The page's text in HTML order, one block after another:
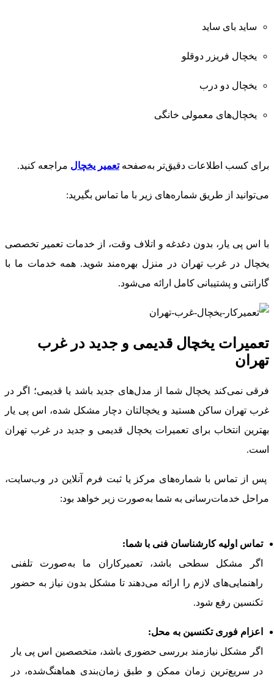
ساید بای ساید
یخچال‌ فریزر دوقلو
یخچال دو درب
یخچال‌های معمولی خانگی
برای کسب اطلاعات دقیق‌تر به‌صفحهتعمیر یخچال مراجعه کنید.
می‌توانید از طریق شماره‌های زیر با ما تماس بگیرید:
با اس پی یار، بدون دغدغه و اتلاف وقت، از خدمات تعمیر تخصصی
یخچال در غرب تهران در منزل بهره‌مند شوید. همه خدمات ما با
گارانتی و پشتیبانی کامل ارائه می‌شود.
تعمیرات یخچال قدیمی و جدید در غرب
تهران
فرقی نمی‌کند یخچال شما از مدل‌های جدید باشد یا قدیمی؛ اگر در
غرب تهران ساکن هستید و یخچالتان دچار مشکل شده، اس پی یار
بهترین انتخاب برای تعمیرات یخچال قدیمی و جدید در غرب تهران
است.
پس از تماس با شماره‌های مرکز یا ثبت فرم آنلاین در وب‌سایت،
مراحل خدمات‌رسانی به شما به‌صورت زیر خواهد بود:
تماس اولیه کارشناسان فنی با شما:
اگر مشکل سطحی باشد، تعمیرکاران ما به‌صورت تلفنی
راهنمایی‌های لازم را ارائه می‌دهند تا مشکل بدون نیاز به حضور
تکنسین رفع شود.
اعزام فوری تکنسین به محل:
اگر مشکل نیازمند بررسی حضوری باشد، متخصصین اس پی یار
در سریع‌ترین زمان ممکن و طبق زمان‌بندی هماهنگ‌شده، در